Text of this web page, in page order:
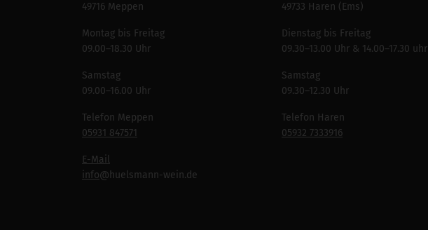
49716 Meppen
Montag bis Freitag
09.00–18.30 Uhr
Samstag
09.00–16.00 Uhr
Telefon Meppen
05931 847571
E-Mail
info@huelsmann-wein.de
49733 Haren (Ems)
Dienstag bis Freitag
09.30–13.00 Uhr & 14.00–17.30 uhr
Samstag
09.30–12.30 Uhr
Telefon Haren
05932 7333916